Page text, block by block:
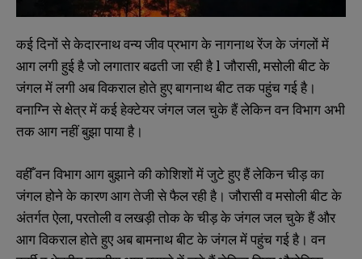
कईदिनोंसेकेदारनाथवन्यजीवप्रभागकेनागनाथरेंजकेजंगलोंमें
आगलगीहुईहैजोलगातारबढतीजारहीहैl जौरासी,मसोलीबीटके
जंगलमेंलगीअबविकरालहोतेहुएबागनाथबीटतकपहुंचगईहै।
वनाग्निसेक्षेत्रमेंकईहेक्टेयरजंगलजलचुकेहैंलेकिनवनविभागअभी
तकआगनहींबुझापायाहै।
वहीँवनविभागआगबुझानेकीकोशिशोंमेंजुटेहुएहैंलेकिनचीड़का
जंगलहोनेकेकारणआगतेजीसेफैलरहीहै। जौरासीवमसोलीबीटके
अंतर्गतऐला,परतोलीवलखड़ीतोककेचीड़केजंगलजलचुकेहैंऔर
आगविकरालहोतेहुएअबबामनाथबीटकेजंगलमेंपहुंचगईहै। वन